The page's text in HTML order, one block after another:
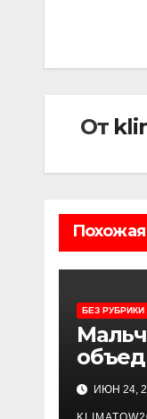
От
Похожая
БЕЗ РУБРИКИ
ИЮН 24,